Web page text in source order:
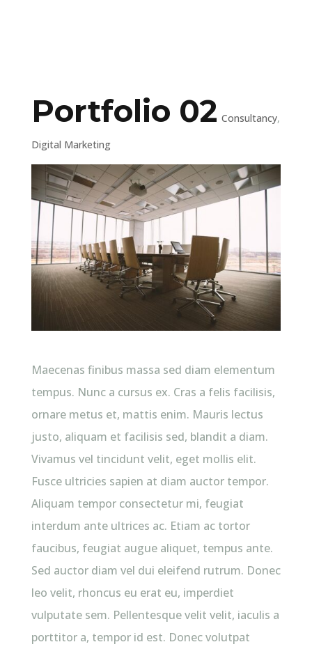
Portfolio 02 Consultancy,
Digital Marketing
Maecenas finibus massa sed diam elementum
tempus. Nunc a cursus ex. Cras a felis facilisis,
ornare metus et, mattis enim. Mauris lectus
justo, aliquam et facilisis sed, blandit a diam.
Vivamus vel tincidunt velit, eget mollis elit.
Fusce ultricies sapien at diam auctor tempor.
Aliquam tempor consectetur mi, feugiat
interdum ante ultrices ac. Etiam ac tortor
faucibus, feugiat augue aliquet, tempus ante.
Sed auctor diam vel dui eleifend rutrum. Donec
leo velit, rhoncus eu erat eu, imperdiet
vulputate sem. Pellentesque velit velit, iaculis a
porttitor a, tempor id est. Donec volutpat